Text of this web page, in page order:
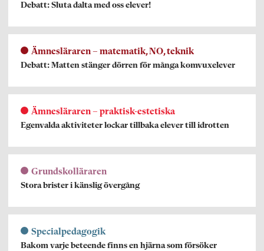
Debatt: Sluta dalta med oss elever!
Ämnesläraren – matematik, NO, teknik
Debatt: Matten stänger dörren för många komvuxelever
Ämnesläraren – praktisk-estetiska
Egenvalda aktiviteter lockar tillbaka elever till idrotten
Grundskolläraren
Stora brister i känslig övergång
Specialpedagogik
Bakom varje beteende finns en hjärna som försöker